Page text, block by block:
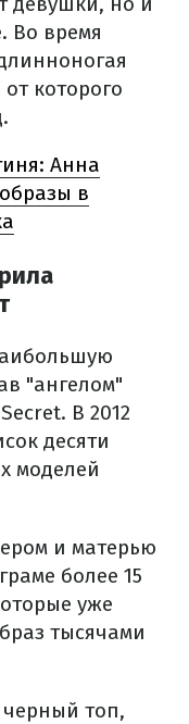
Во время
которого
Анна
в
"ангелом"
В 2012
десяти
моделей
и матерью
более 15
уже
тысячами
черный топ,